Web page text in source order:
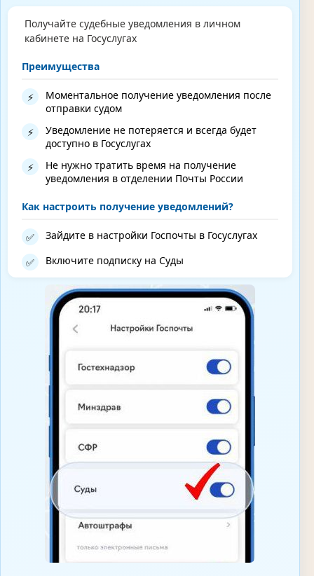
Получайте судебные уведомления в личном
кабинете на Госуслугах
Преимущества
⚡
Моментальное получение уведомления после
отправки судом
⚡
Уведомление не потеряется и всегда будет
доступно в Госуслугах
⚡
Не нужно тратить время на получение
уведомления в отделении Почты России
Как настроить получение уведомлений?
✅ Зайдите в настройки Госпочты в Госуслугах
✅ Включите подписку на Суды